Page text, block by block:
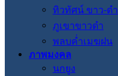
ทิวทัศน์ ขาว-ดำ
ภูเขาขาวดำ
พลบค่ำเมฆฝน
ภาพมงคล
นกยูง